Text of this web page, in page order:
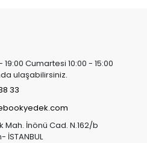
Cumartesi 10:00 - 15:00
ulaşabilirsiniz.
33
Mah. İnönü Cad. N.162/b
İSTANBUL